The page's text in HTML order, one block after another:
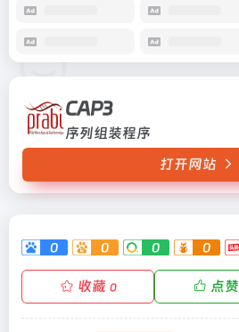
CAP3
序列组装程序
打开网站
0 0 0 0
收藏 0 点赞